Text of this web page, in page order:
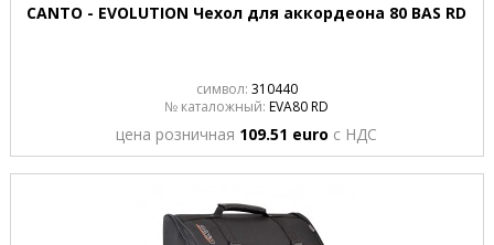
CANTO - EVOLUTION Чехол для аккордеона 80 BAS RD
символ: 310440
№ каталожный:EVA80 RD
цена розничная 109.51 euro с НДС